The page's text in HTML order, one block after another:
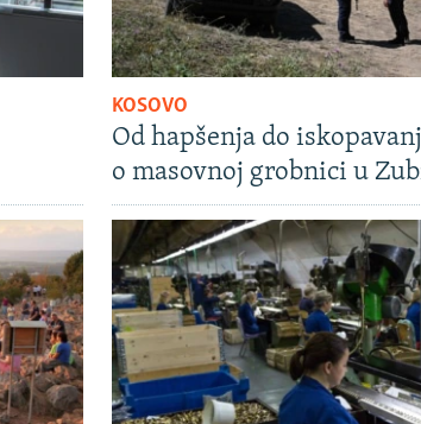
KOSOVO
Od hapšenja do
o masovnoj grobnici u